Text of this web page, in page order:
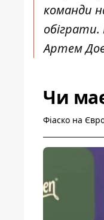
команди
Артем
Чи
Фіаско на